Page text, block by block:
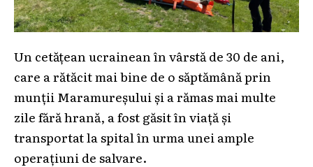
Un cetățean ucrainean în vârstă de 30 de ani,
care a rătăcit mai bine de o săptămână prin
munții Maramureșului și a rămas mai multe
zile fără hrană, a fost găsit în viață și
transportat la spital în urma unei ample
operațiuni de salvare.